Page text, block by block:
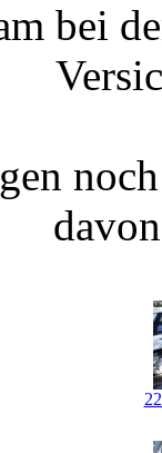
bei